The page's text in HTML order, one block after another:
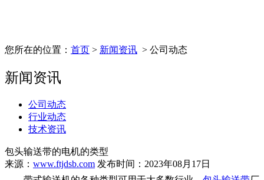
您所在的位置： 首页 > 新闻资讯 > 公司动态
新闻资讯
公司动态
行业动态
技术资讯
包头输送带的电机的类型
来源： www.ftjdsb.com 发布时间：2023年08月17日